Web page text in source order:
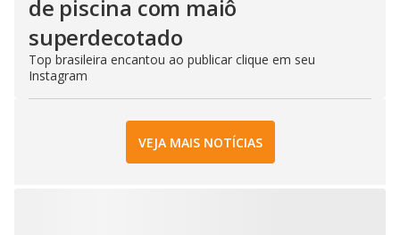
de piscina com maiô
superdecotado
Top brasileira encantou ao publicar clique em seu
Instagram
VEJA MAIS NOTÍCIAS